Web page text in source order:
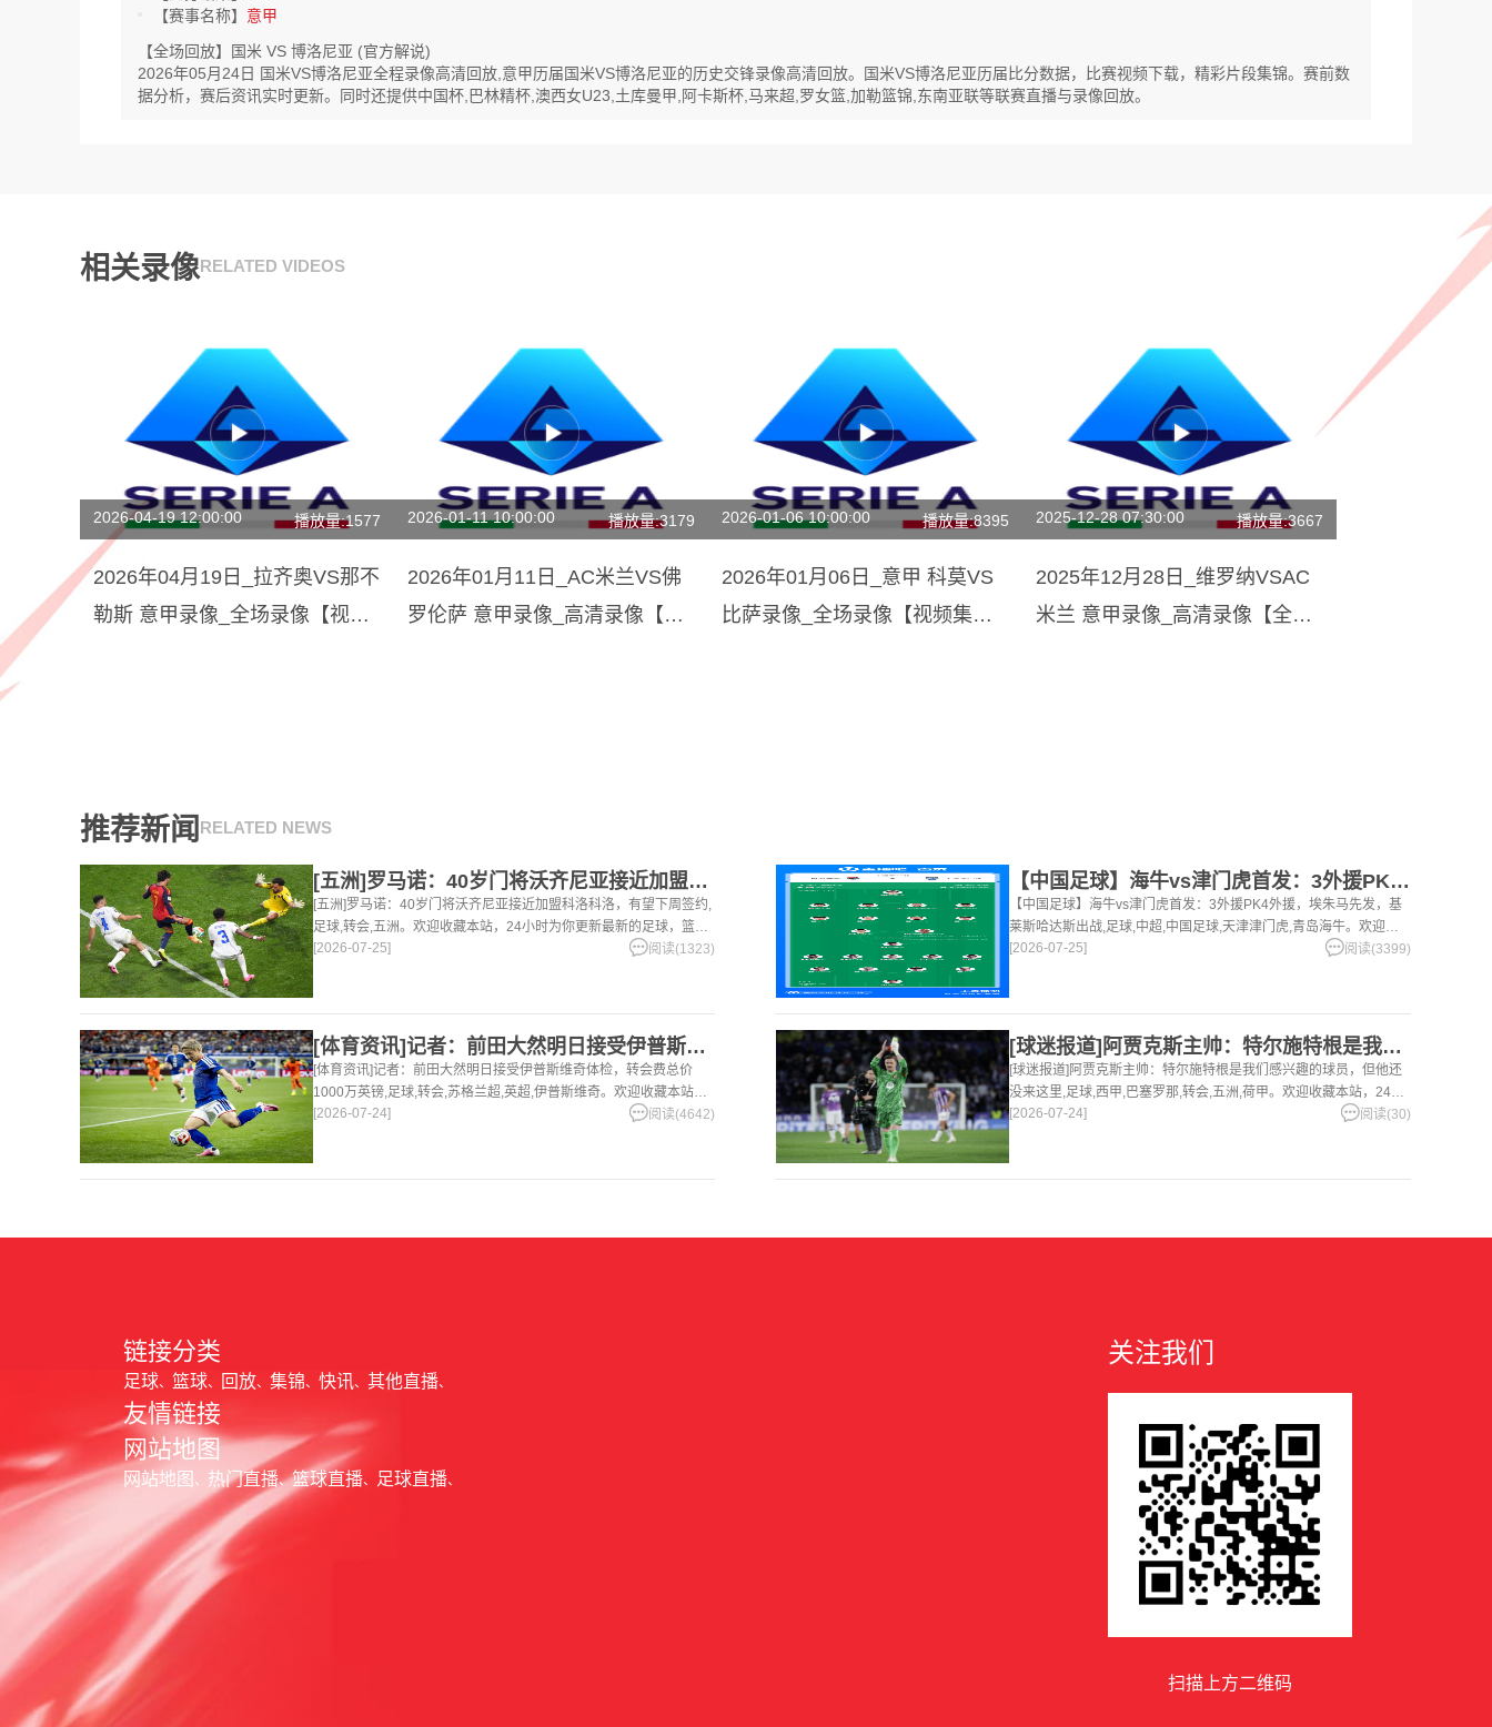
【赛事名称】 意甲
【全场回放】国米 VS 博洛尼亚 (官方解说)
2026年05月24日 国米VS博洛尼亚全程录像高清回放,意甲历届国米VS博洛尼亚的历史交锋录像高清回放。国米VS博洛尼亚历届比分数据，比赛视频下载，精彩片段集锦。赛前数
据分析，赛后资讯实时更新。同时还提供中国杯,巴林精杯,澳西女U23,土库曼甲,阿卡斯杯,马来超,罗女篮,加勒篮锦,东南亚联等联赛直播与录像回放。
相关录像RELATED VIDEOS
2026-04-19 12:00:00 播放量:1577
2026年04月19日_拉齐奥VS那不
勒斯 意甲录像_全场录像【视频
2026-01-11 10:00:00 播放量:3179
2026年01月11日_AC米兰VS佛
罗伦萨 意甲录像_高清录像【全
2026-01-06 10:00:00 播放量:8395
2026年01月06日_意甲 科莫VS
比萨录像_全场录像【视频集
2025-12-28 07:30:00 播放量:3667
2025年12月28日_维罗纳VSAC
米兰 意甲录像_高清录像【全场
推荐新闻 RELATED NEWS
[五洲]罗马诺：40岁门将沃齐尼亚接近加盟科洛科洛，有望下周
[五洲]罗马诺：40岁门将沃齐尼亚接近加盟科洛科洛，有望下周签约,
足球,转会,五洲。欢迎收藏本站，24小时为你更新最新的足球，篮球
体育资讯。
[2026-07-25] 阅读(1323)
【中国足球】海牛vs津门虎首发：3外援PK4外援，埃朱马先发
【中国足球】海牛vs津门虎首发：3外援PK4外援，埃朱马先发，基
莱斯哈达斯出战,足球,中超,中国足球,天津津门虎,青岛海牛。欢迎收
藏本站，24小时为你更新最新的足球，篮球体育资讯。
[2026-07-25] 阅读(3399)
[体育资讯]记者：前田大然明日接受伊普斯维奇体检，转会费总价
[体育资讯]记者：前田大然明日接受伊普斯维奇体检，转会费总价
1000万英镑,足球,转会,苏格兰超,英超,伊普斯维奇。欢迎收藏本站，
24小时为你更新最新的足球，篮球体育资讯。
[2026-07-24] 阅读(4642)
[球迷报道]阿贾克斯主帅：特尔施特根是我们感兴趣的球员，但他
[球迷报道]阿贾克斯主帅：特尔施特根是我们感兴趣的球员，但他还
没来这里,足球,西甲,巴塞罗那,转会,五洲,荷甲。欢迎收藏本站，24小
时为你更新最新的足球，篮球体育资讯。
[2026-07-24] 阅读(30)
链接分类
足球 篮球 回放 集锦 快讯 其他直播
友情链接
网站地图
网站地图 热门直播 篮球直播 足球直播
关注我们
扫描上方二维码